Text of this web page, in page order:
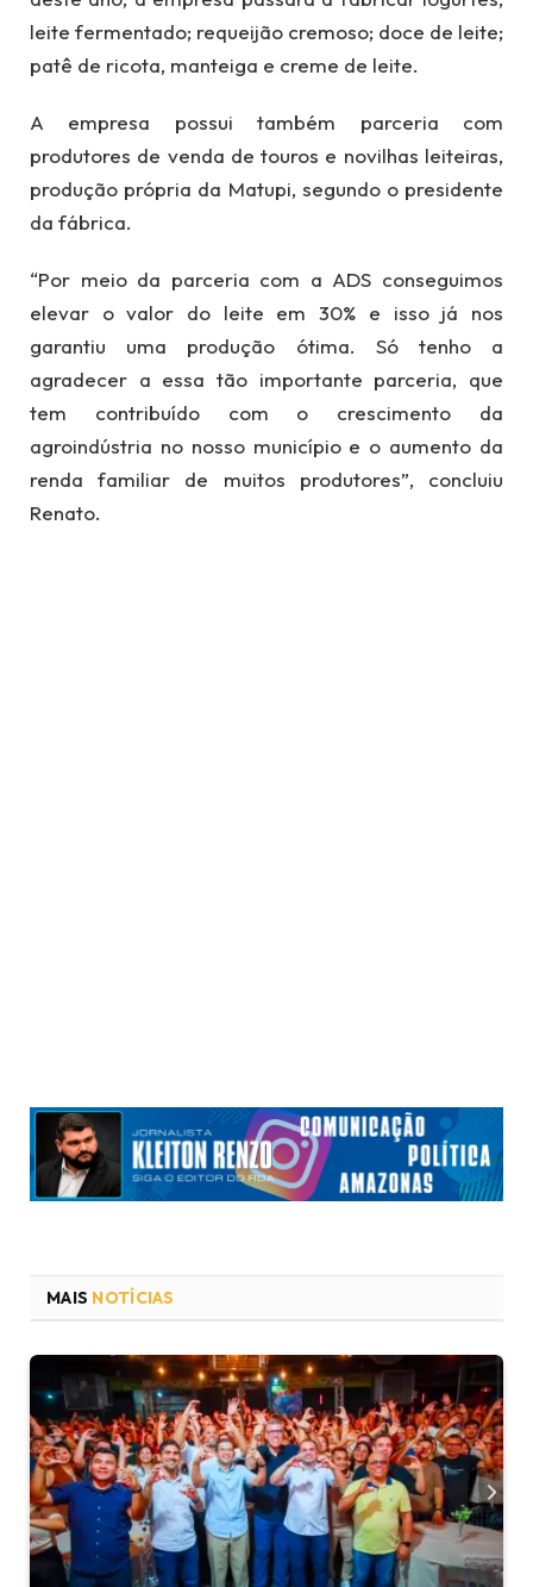
leite fermentado; requeijão cremoso; doce de leite;
patê de ricota, manteiga e creme de leite.
A empresa possui também parceria com
produtores de venda de touros e novilhas leiteiras,
produção própria da Matupi, segundo o presidente
da fábrica.
“Por meio da parceria com a ADS conseguimos
elevar o valor do leite em 30% e isso já nos
garantiu uma produção ótima. Só tenho a
agradecer a essa tão importante parceria, que
tem contribuído com o crescimento da
agroindústria no nosso município e o aumento da
renda familiar de muitos produtores”, concluiu
Renato.
MAIS NOTÍCIAS